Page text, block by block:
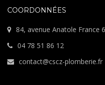
COORDONNÉES
84, avenue Anatole France
04 78 51 86 12
contact@cscz-plomberie.fr